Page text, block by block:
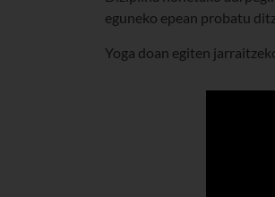
eguneko epean probatu
Yoga doan egiten